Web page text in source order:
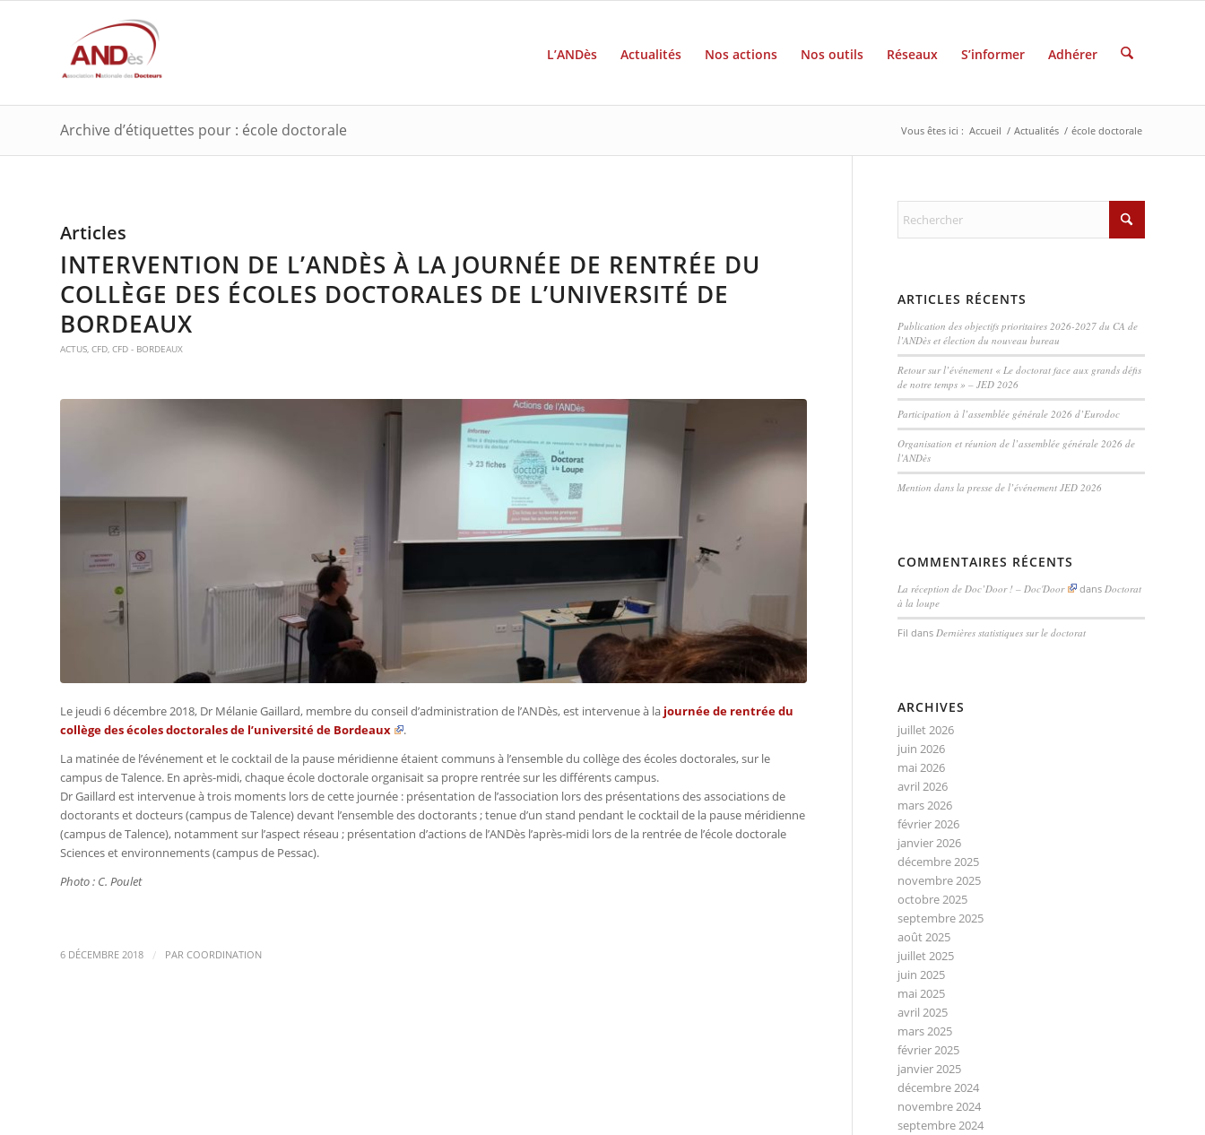
L’ANDès Actualités Nos actions Nos outils Réseaux S’informer Adhérer
Archive d’étiquettes pour : école doctorale Vous êtes ici : Accueil / Actualités / école doctorale
Articles
INTERVENTION DE L’ANDÈS À LA JOURNÉE DE RENTRÉE DU
COLLÈGE DES ÉCOLES DOCTORALES DE L’UNIVERSITÉ DE
BORDEAUX
ACTUS, CFD, CFD - BORDEAUX
Le jeudi 6 décembre 2018, Dr Mélanie Gaillard, membre du conseil d’administration de l’ANDès, est intervenue à la journée de rentrée du
collège des écoles doctorales de l’université de Bordeaux
.
La matinée de l’événement et le cocktail de la pause méridienne étaient communs à l’ensemble du collège des écoles doctorales, sur le
campus de Talence. En après-midi, chaque école doctorale organisait sa propre rentrée sur les différents campus.
Dr Gaillard est intervenue à trois moments lors de cette journée : présentation de l’association lors des présentations des associations de
doctorants et docteurs (campus de Talence) devant l’ensemble des doctorants ; tenue d’un stand pendant le cocktail de la pause méridienne
(campus de Talence), notamment sur l’aspect réseau ; présentation d’actions de l’ANDès l’après-midi lors de la rentrée de l’école doctorale
Sciences et environnements (campus de Pessac).
Photo : C. Poulet
6 DÉCEMBRE 2018 / PAR COORDINATION
ARTICLES RÉCENTS
Publication des objectifs prioritaires 2026-2027 du CA de
l’ANDès et élection du nouveau bureau
Retour sur l’événement « Le doctorat face aux grands défis
de notre temps » – JED 2026
Participation à l’assemblée générale 2026 d’Eurodoc
Organisation et réunion de l’assemblée générale 2026 de
l’ANDès
Mention dans la presse de l’événement JED 2026
COMMENTAIRES RÉCENTS
La réception de Doc’Door ! – Doc'Door dans Doctorat
à la loupe
Fil dansDernières statistiques sur le doctorat
ARCHIVES
juillet 2026
juin 2026
mai 2026
avril 2026
mars 2026
février 2026
janvier 2026
décembre 2025
novembre 2025
octobre 2025
septembre 2025
août 2025
juillet 2025
juin 2025
mai 2025
avril 2025
mars 2025
février 2025
janvier 2025
décembre 2024
novembre 2024
septembre 2024